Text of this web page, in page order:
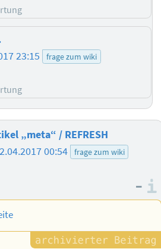
23:15
frage zum wiki
„meta“ / REFRESH
00:54
frage zum wiki
–